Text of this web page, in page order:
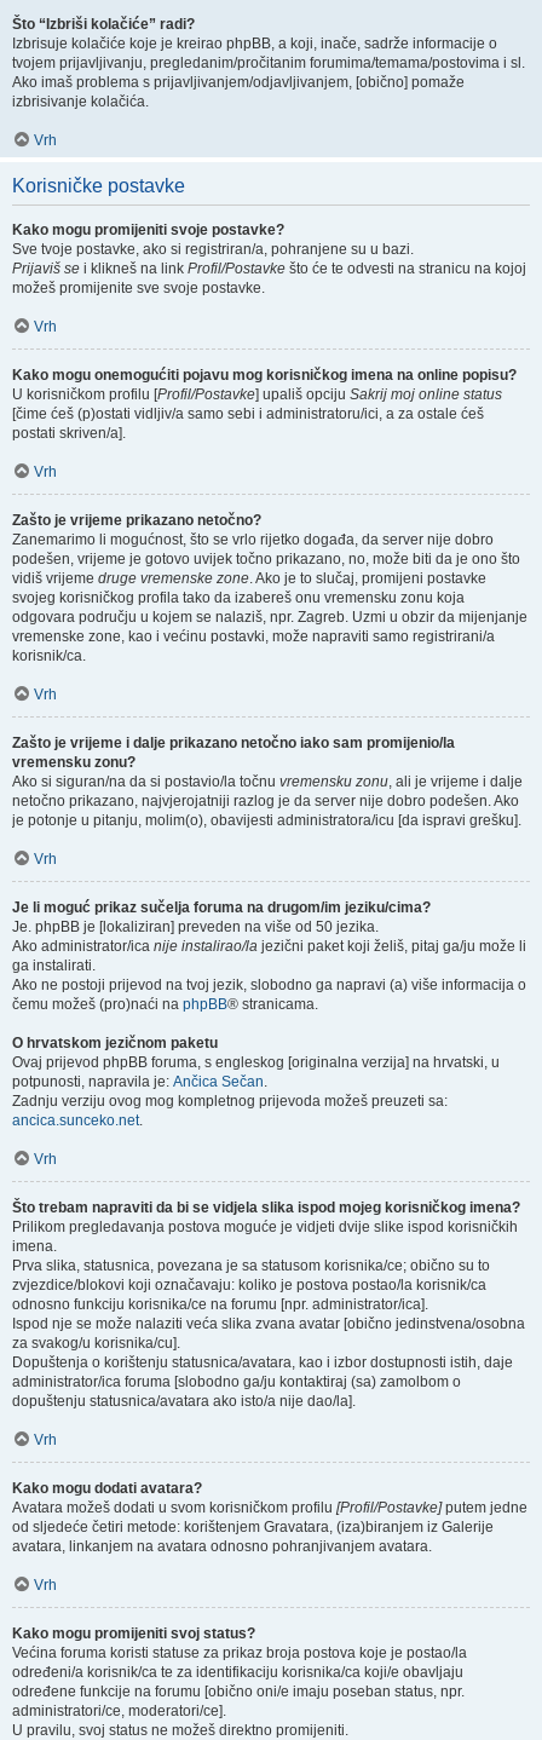
Što “Izbriši kolačiće” radi?
Izbrisuje kolačiće koje je kreirao phpBB, a koji, inače, sadrže informacije o
tvojem prijavljivanju, pregledanim/pročitanim forumima/temama/postovima i sl.
Ako imaš problema s prijavljivanjem/odjavljivanjem, [obično] pomaže
izbrisivanje kolačića.
Vrh
Korisničke postavke
Kako mogu promijeniti svoje postavke?
Sve tvoje postavke, ako si registriran/a, pohranjene su u bazi.
Prijaviš se i klikneš na link Profil/Postavke što će te odvesti na stranicu na kojoj
možeš promijenite sve svoje postavke.
Vrh
Kako mogu onemogućiti pojavu mog korisničkog imena na online popisu?
U korisničkom profilu [Profil/Postavke] upališ opciju Sakrij moj online status
[čime ćeš (p)ostati vidljiv/a samo sebi i administratoru/ici, a za ostale ćeš
postati skriven/a].
Vrh
Zašto je vrijeme prikazano netočno?
Zanemarimo li mogućnost, što se vrlo rijetko događa, da server nije dobro
podešen, vrijeme je gotovo uvijek točno prikazano, no, može biti da je ono što
vidiš vrijeme druge vremenske zone. Ako je to slučaj, promijeni postavke
svojeg korisničkog profila tako da izabereš onu vremensku zonu koja
odgovara području u kojem se nalaziš, npr. Zagreb. Uzmi u obzir da mijenjanje
vremenske zone, kao i većinu postavki, može napraviti samo registrirani/a
korisnik/ca.
Vrh
Zašto je vrijeme i dalje prikazano netočno iako sam promijenio/la
vremensku zonu?
Ako si siguran/na da si postavio/la točnu vremensku zonu, ali je vrijeme i dalje
netočno prikazano, najvjerojatniji razlog je da server nije dobro podešen. Ako
je potonje u pitanju, molim(o), obavijesti administratora/icu [da ispravi grešku].
Vrh
Je li moguć prikaz sučelja foruma na drugom/im jeziku/cima?
Je. phpBB je [lokaliziran] preveden na više od 50 jezika.
Ako administrator/ica nije instalirao/la jezični paket koji želiš, pitaj ga/ju može li
ga instalirati.
Ako ne postoji prijevod na tvoj jezik, slobodno ga napravi (a) više informacija o
čemu možeš (pro)naći na phpBB® stranicama.
O hrvatskom jezičnom paketu
Ovaj prijevod phpBB foruma, s engleskog [originalna verzija] na hrvatski, u
potpunosti, napravila je: Ančica Sečan.
Zadnju verziju ovog mog kompletnog prijevoda možeš preuzeti sa:
ancica.sunceko.net.
Vrh
Što trebam napraviti da bi se vidjela slika ispod mojeg korisničkog imena?
Prilikom pregledavanja postova moguće je vidjeti dvije slike ispod korisničkih
imena.
Prva slika, statusnica, povezana je sa statusom korisnika/ce; obično su to
zvjezdice/blokovi koji označavaju: koliko je postova postao/la korisnik/ca
odnosno funkciju korisnika/ce na forumu [npr. administrator/ica].
Ispod nje se može nalaziti veća slika zvana avatar [obično jedinstvena/osobna
za svakog/u korisnika/cu].
Dopuštenja o korištenju statusnica/avatara, kao i izbor dostupnosti istih, daje
administrator/ica foruma [slobodno ga/ju kontaktiraj (sa) zamolbom o
dopuštenju statusnica/avatara ako isto/a nije dao/la].
Vrh
Kako mogu dodati avatara?
Avatara možeš dodati u svom korisničkom profilu [Profil/Postavke]putem jedne
od sljedeće četiri metode: korištenjem Gravatara, (iza)biranjem iz Galerije
avatara, linkanjem na avatara odnosno pohranjivanjem avatara.
Vrh
Kako mogu promijeniti svoj status?
Većina foruma koristi statuse za prikaz broja postova koje je postao/la
određeni/a korisnik/ca te za identifikaciju korisnika/ca koji/e obavljaju
određene funkcije na forumu [obično oni/e imaju poseban status, npr.
administratori/ce, moderatori/ce].
U pravilu, svoj status ne možeš direktno promijeniti.